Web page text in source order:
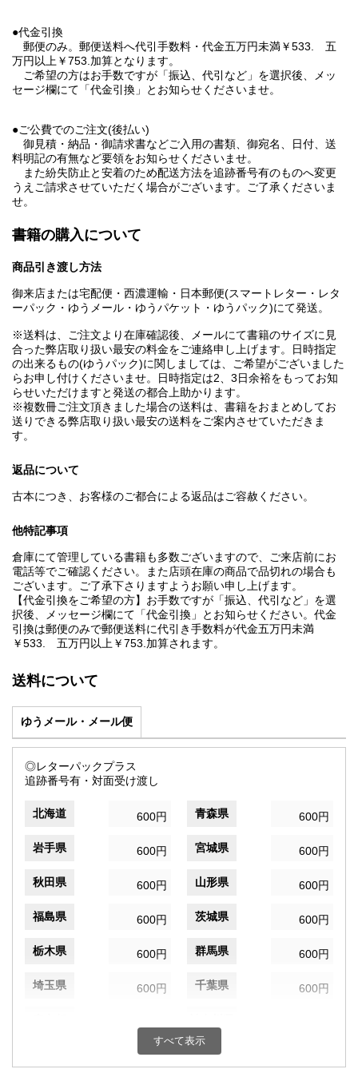
●代金引換
郵便のみ。郵便送料へ代引手数料・代金五万円未満￥533. 五
万円以上￥753.加算となります。
ご希望の方はお手数ですが「振込、代引など」を選択後、メッ
セージ欄にて「代金引換」とお知らせくださいませ。
●ご公費でのご注文(後払い)
御見積・納品・御請求書などご入用の書類、御宛名、日付、送
料明記の有無など要領をお知らせくださいませ。
また紛失防止と安着のため配送方法を追跡番号有のものへ変更
うえご請求させていただく場合がございます。ご了承くださいま
せ。
書籍の購入について
商品引き渡し方法
御来店または宅配便・西濃運輸・日本郵便(スマートレター・レタ
ーパック・ゆうメール・ゆうパケット・ゆうパック)にて発送。
※送料は、ご注文より在庫確認後、メールにて書籍のサイズに見
合った弊店取り扱い最安の料金をご連絡申し上げます。日時指定
の出来るもの(ゆうパック)に関しましては、ご希望がございました
らお申し付けくださいませ。日時指定は2、3日余裕をもってお知
らせいただけますと発送の都合上助かります。
※複数冊ご注文頂きました場合の送料は、書籍をおまとめしてお
送りできる弊店取り扱い最安の送料をご案内させていただきま
す。
返品について
古本につき、お客様のご都合による返品はご容赦ください。
他特記事項
倉庫にて管理している書籍も多数ございますので、ご来店前にお
電話等でご確認ください。また店頭在庫の商品で品切れの場合も
ございます。ご了承下さりますようお願い申し上げます。
【代金引換をご希望の方】お手数ですが「振込、代引など」を選
択後、メッセージ欄にて「代金引換」とお知らせください。代金
引換は郵便のみで郵便送料に代引き手数料が代金五万円未満
￥533. 五万円以上￥753.加算されます。
送料について
ゆうメール・メール便
◎レターパックプラス
追跡番号有・対面受け渡し
北海道 600円 青森県 600円
岩手県 600円 宮城県 600円
秋田県 600円 山形県 600円
福島県 600円 茨城県 600円
栃木県 600円 群馬県 600円
埼玉県 600円 千葉県 600円
600円 富山県
すべて表示